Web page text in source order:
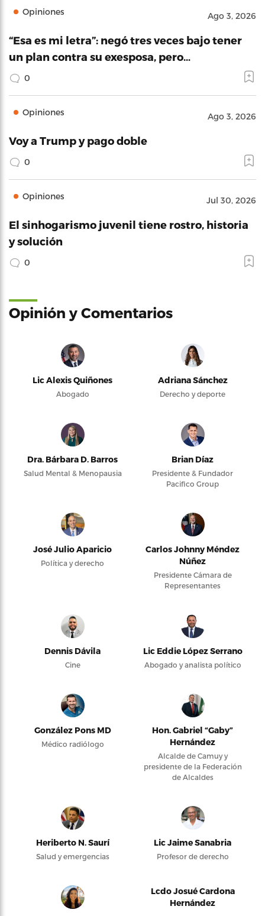
Opiniones Ago 3, 2026
“Esa es mi letra”: negó tres veces bajo tener
un plan contra su exesposa, pero…
0
Opiniones Ago 3, 2026
Voy a Trump y pago doble
0
Opiniones Jul 30, 2026
El sinhogarismo juvenil tiene rostro, historia
y solución
0
Opinión y Comentarios
Lic Alexis Quiñones
Abogado
Adriana Sánchez
Derecho y deporte
Dra. Bárbara D. Barros
Salud Mental & Menopausia
Brian Díaz
Presidente & Fundador
Pacifico Group
José Julio Aparicio
Política y derecho
Carlos Johnny Méndez
Núñez
Presidente Cámara de
Representantes
Dennis Dávila
Cine
Lic Eddie López Serrano
Abogado y analista político
González Pons MD
Médico radiólogo
Hon. Gabriel “Gaby”
Hernández
Alcalde de Camuy y
presidente de la Federación
de Alcaldes
Heriberto N. Saurí
Salud y emergencias
Lic Jaime Sanabria
Profesor de derecho
Lcdo Josué Cardona
Hernández